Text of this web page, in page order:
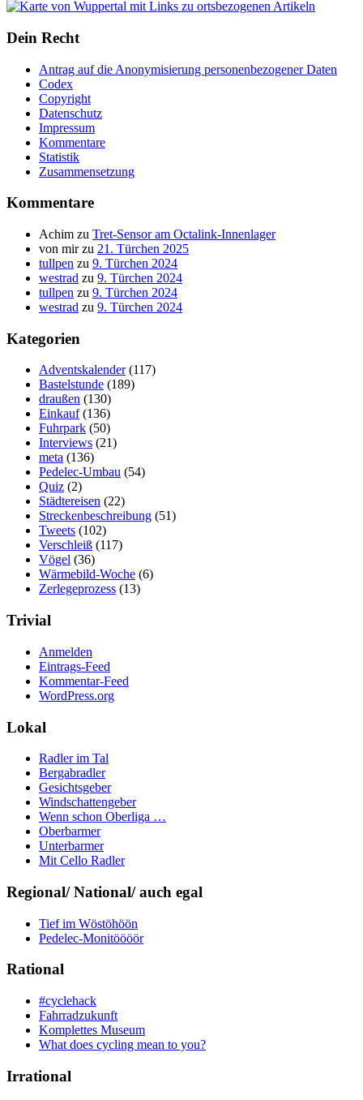
Dein Recht
Antrag auf die Anonymisierung personenbezogener Daten
Codex
Copyright
Datenschutz
Impressum
Kommentare
Statistik
Zusammensetzung
Kommentare
Achim zu Tret-Sensor am Octalink-Innenlager
von mirzu 21. Türchen 2025
tullpen zu 9. Türchen 2024
westrad zu 9. Türchen 2024
tullpen zu 9. Türchen 2024
westrad zu 9. Türchen 2024
Kategorien
Adventskalender(117)
Bastelstunde (189)
draußen (130)
Einkauf(136)
Fuhrpark (50)
Interviews (21)
meta (136)
Pedelec-Umbau (54)
Quiz (2)
Städtereisen (22)
Streckenbeschreibung (51)
Tweets (102)
Verschleiß (117)
Vögel (36)
Wärmebild-Woche (6)
Zerlegeprozess (13)
Trivial
Anmelden
Eintrags-Feed
Kommentar-Feed
WordPress.org
Lokal
Radler im Tal
Bergabradler
Gesichtsgeber
Windschattengeber
Wenn schon Oberliga …
Oberbarmer
Unterbarmer
Mit Cello Radler
Regional/ National/ auch egal
Tief im Wöstöhöön
Pedelec-Monitöööör
Rational
#cyclehack
Fahrradzukunft
Komplettes Museum
What does cycling mean to you?
Irrational